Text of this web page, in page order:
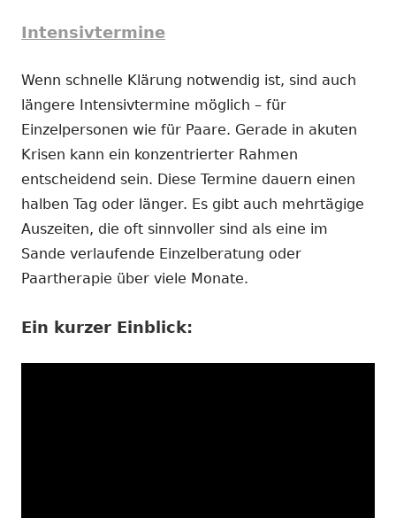
Intensivtermine
Wenn schnelle Klärung notwendig ist, sind auch
längere Intensivtermine möglich – für
Einzelpersonen wie für Paare. Gerade in akuten
Krisen kann ein konzentrierter Rahmen
entscheidend sein. Diese Termine dauern einen
halben Tag oder länger. Es gibt auch mehrtägige
Auszeiten, die oft sinnvoller sind als eine im
Sande verlaufende Einzelberatung oder
Paartherapie über viele Monate.
Ein kurzer Einblick: